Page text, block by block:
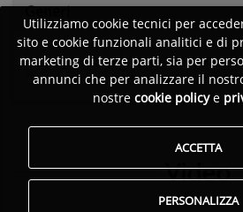
Generi
Garage rock Rock psichedelico
Video
Utilizziamo cookie tecnici per
sito e cookie funzionali analitici e di
marketing di terze parti, sia per
annunci che per analizzare il
nostre cookie policye
ACCETTA
PERSONALIZZA